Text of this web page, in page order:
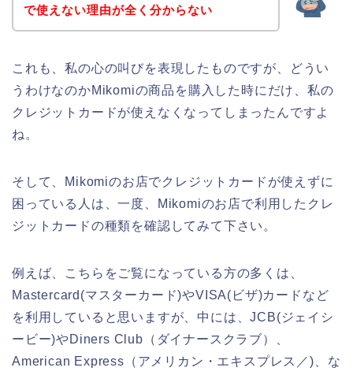
で使えない理由が全く分からない
これも、私の心の叫びを表現したものですが、どうい
うわけなのかMikomiの商品を購入した時にだけ、私の
クレジットカードが使えなくなってしまったんですよ
ね。
そして、Mikomiのお店でクレジットカードが使えずに
困っている人は、一度、Mikomiのお店で利用したクレ
ジットカードの種類を確認してみて下さい。
例えば、こちらをご覧になっている方の多くは、
Mastercard(マスターカード)やVISA(ビザ)カードなど
を利用していると思いますが、中には、JCB(ジェイシ
ービー)やDiners Club（ダイナースクラブ）、
American Express（アメリカン・エキスプレス／)、な